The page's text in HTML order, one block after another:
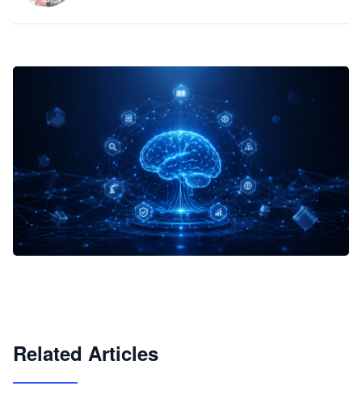
Related Articles